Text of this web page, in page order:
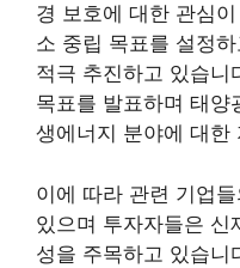
경 보호에 대한 관심
소 중립 목표를 설정
적극 추진하고 있습니
목표를 발표하며 태양
생에너지 분야에 대한
이에 따라 관련 기업
있으며 투자자들은 신
성을 주목하고 있습니